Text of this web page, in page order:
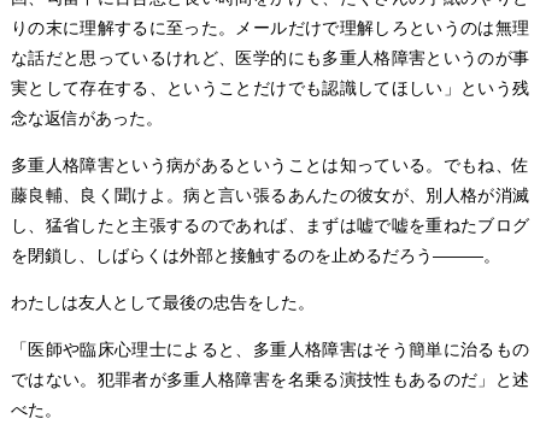
りの末に理解するに至った。メールだけで理解しろというのは無理
な話だと思っているけれど、医学的にも多重人格障害というのが事
実として存在する、ということだけでも認識してほしい」という残
念な返信があった。
多重人格障害という病があるということは知っている。でもね、佐
藤良輔、良く聞けよ。病と言い張るあんたの彼女が、別人格が消滅
し、猛省したと主張するのであれば、まずは嘘で嘘を重ねたブログ
を閉鎖し、しばらくは外部と接触するのを止めるだろう―――。
わたしは友人として最後の忠告をした。
「医師や臨床心理士によると、多重人格障害はそう簡単に治るもの
ではない。犯罪者が多重人格障害を名乗る演技性もあるのだ」と述
べた。